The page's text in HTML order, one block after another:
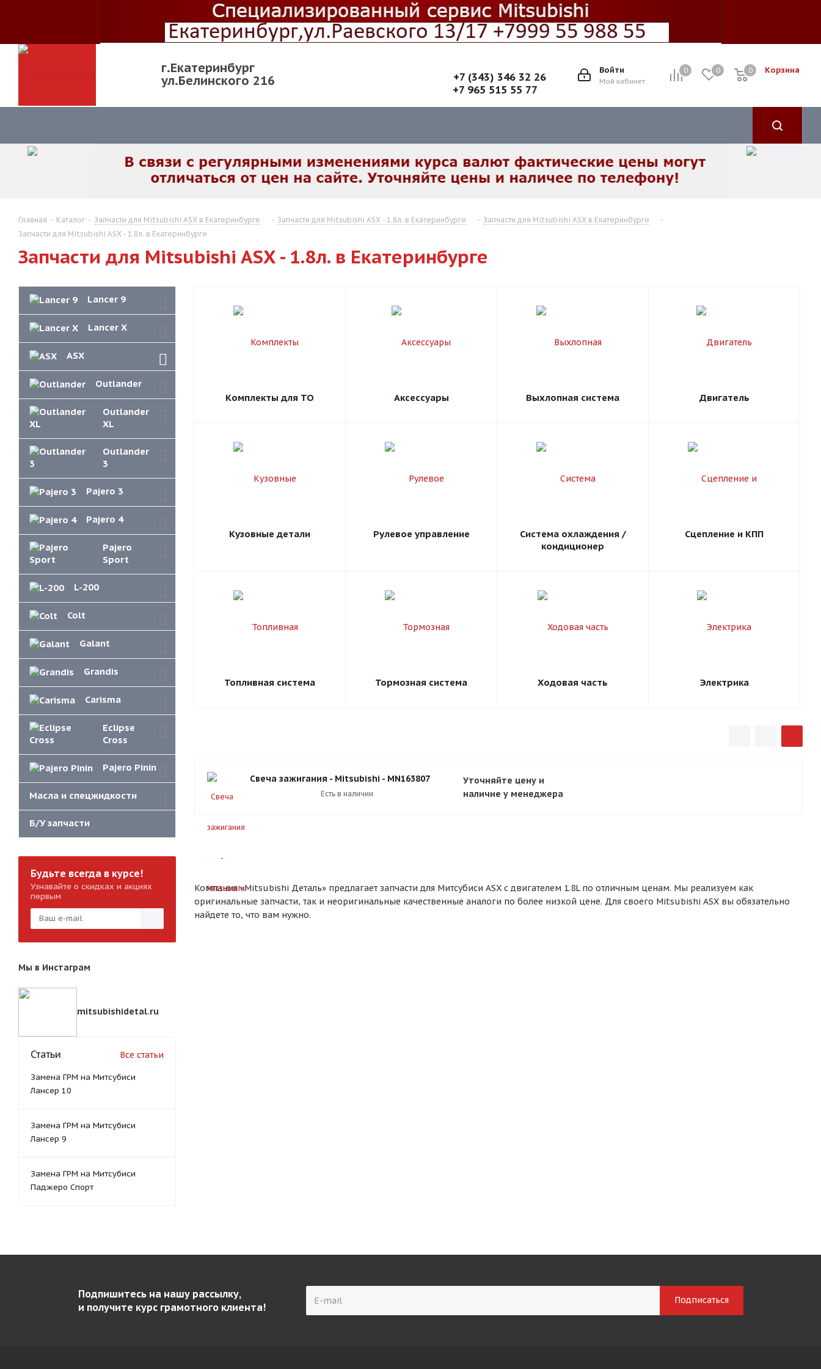
г.Екатеринбург
ул.Белинского 216
0 0 Корзина
0
Войти
Мой кабинет
+7 (343) 346 32 26
+7 965 515 55 77
Главная - Каталог - Запчасти для Mitsubishi ASX в Екатеринбурге - Запчасти для Mitsubishi ASX - 1.8л. в Екатеринбурге - Запчасти для Mitsubishi ASX в Екатеринбурге
-
Запчасти для Mitsubishi ASX - 1.8л. в Екатеринбурге
Запчасти для Mitsubishi ASX - 1.8л. в Екатеринбурге
Комплекты для ТО Аксессуары Выхлопная система Двигатель
Кузовные детали Рулевое управление
Система охлаждения /
кондиционер
Сцепление и КПП
Топливная система Тормозная система Ходовая часть Электрика
Свеча зажигания - Mitsubishi - MN163807
Есть в наличии
Уточняйте цену и
наличие у менеджера
Компания «Mitsubishi Деталь» предлагает запчасти для Митсубиси ASX с двигателем 1.8L по отличным ценам. Мы реализуем как
оригинальные запчасти, так и неоригинальные качественные аналоги по более низкой цене. Для своего Mitsubishi ASX вы обязательно
найдете то, что вам нужно.
Lancer 9
Lancer X
ASX
Outlander
Outlander
XL
Outlander
3
Pajero 3
Pajero 4
Pajero
Sport
L-200
Colt
Galant
Grandis
Carisma
Eclipse
Cross
Pajero Pinin
Масла и спецжидкости
Б/У запчасти
Будьте всегда в курсе!
Узнавайте о скидках и акциях
первым
Мы в Инстаграм
mitsubishidetal.ru
Статьи Все статьи
Замена ГРМ на Митсубиси
Лансер 10
Замена ГРМ на Митсубиси
Лансер 9
Замена ГРМ на Митсубиси
Паджеро Спорт
Подпишитесь на нашу рассылку,
и получите курс грамотного клиента!